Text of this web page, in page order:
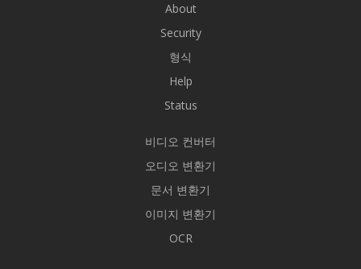
About
Security
형식
Help
Status
비디오 컨버터
오디오 변환기
문서 변환기
이미지 변환기
OCR